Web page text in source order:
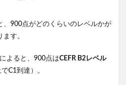
、900点がどのくらいのレベルかが
す。
によると、900点はCEFR B2レベル
C1到達）。